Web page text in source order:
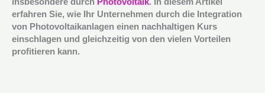
erfahren Sie, wie Ihr Unternehmen durch die Integration
von Photovoltaikanlagen einen nachhaltigen Kurs
einschlagen und gleichzeitig von den vielen Vorteilen
profitieren kann.